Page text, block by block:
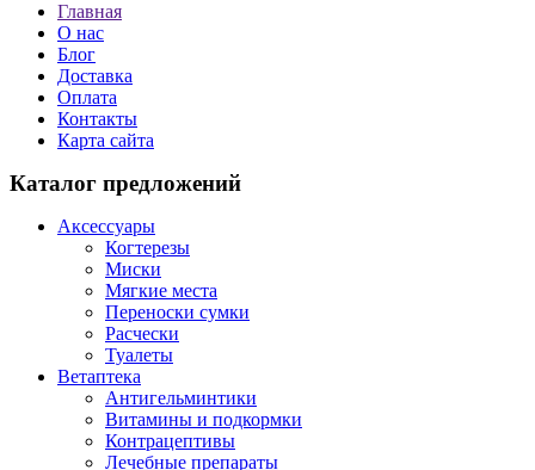
Главная
О нас
Блог
Доставка
Оплата
Контакты
Карта сайта
Каталог предложений
Аксессуары
Когтерезы
Миски
Мягкие места
Переноски сумки
Расчески
Туалеты
Ветаптека
Антигельминтики
Витамины и подкормки
Контрацептивы
Лечебные препараты